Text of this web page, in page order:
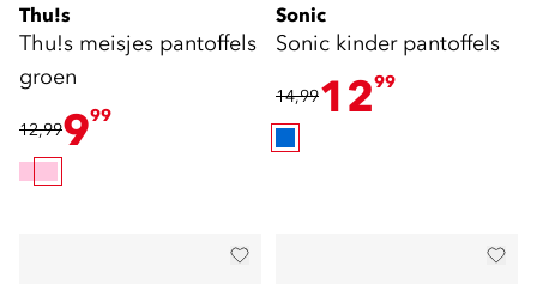
Thu!s
Thu!s meisjes pantoffels
groen
12,99999
Sonic
Sonic kinder pantoffels
14,991299